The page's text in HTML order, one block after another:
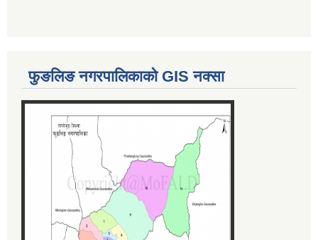
फुङलिङ नगरपालिकाको GIS नक्सा